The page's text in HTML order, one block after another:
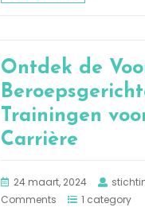
Ontdek de
Trainingen
Carrière
24 maart, 2024
Comments
1 category